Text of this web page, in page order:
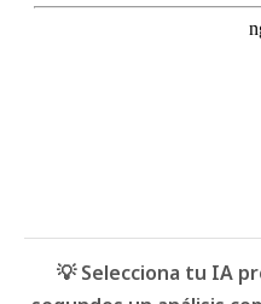
💡 Selecciona tu IA